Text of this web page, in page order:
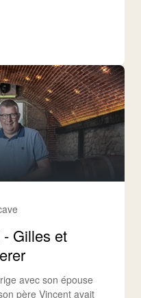
Gilles et
avec son épouse
père Vincent avait